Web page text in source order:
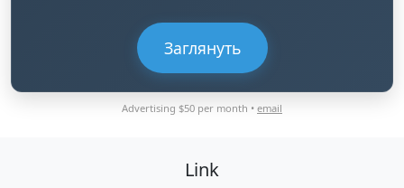
Заглянуть
Advertising $50 per month • email
Link